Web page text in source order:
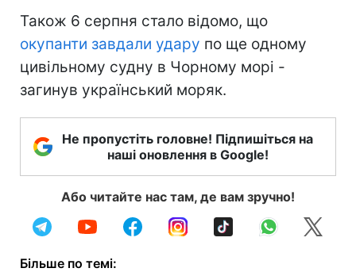
Також 6 серпня стало відомо, що
окупанти завдали удару по ще одному
цивільному судну в Чорному морі -
загинув український моряк.
Не пропустіть головне! Підпишіться на
наші оновлення в Google!
Або читайте нас там, де вам зручно!
Більше по темі: